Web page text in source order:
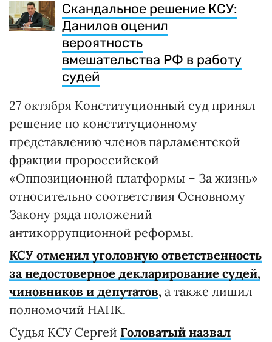
Скандальное решение КСУ:
Данилов оценил
вероятность
вмешательства РФ в работу
судей
27 октября Конституционный суд принял
решение по конституционному
представлению членов парламентской
фракции пророссийской
«Оппозиционной платформы – За жизнь»
относительно соответствия Основному
Закону ряда положений
антикоррупционной реформы.
КСУ отменил уголовную ответственность
за недостоверное декларирование судей,
чиновников и депутатов, а также лишил
полномочий НАПК.
Судья КСУ Сергей Головатый назвал